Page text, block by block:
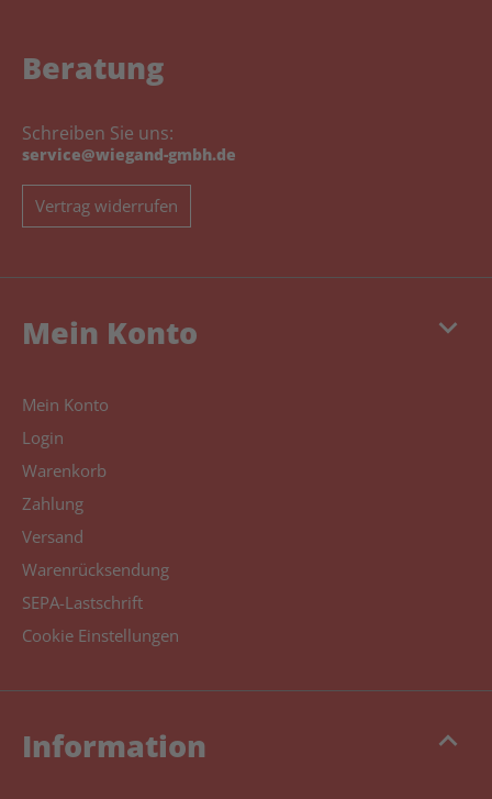
Beratung
Schreiben Sie uns:
service@wiegand-gmbh.de
Vertrag widerrufen
keyboard_arrow_down
Mein Konto
Mein Konto
Login
Warenkorb
Zahlung
Versand
Warenrücksendung
SEPA-Lastschrift
Cookie Einstellungen
keyboard_arrow_up
Information